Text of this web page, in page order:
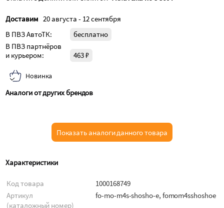
Доставим 20 августа - 12 сентября
В ПВЗ АвтоТК:
бесплатно
В ПВЗ партнёров
и курьером:
463 ₽
Новинка
Аналоги от других брендов
Показать аналоги данного товара
Характеристики
Код товара
1000168749
Артикул
(каталожный номер)
fo-mo-m4s-shosho-e, fomom4sshoshoe